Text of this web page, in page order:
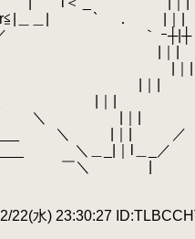
|｜| /////////|
／ ｀ ｰ┼|┼
／ |｜
__＿_／ |
／ |｜|
＿____ |｜| ＿＿＿
___ ＼ |｜| ／
＼ |｜| ／ ＿
＼＿_|｜l＿_／
| ／
22(水) 23:30:27